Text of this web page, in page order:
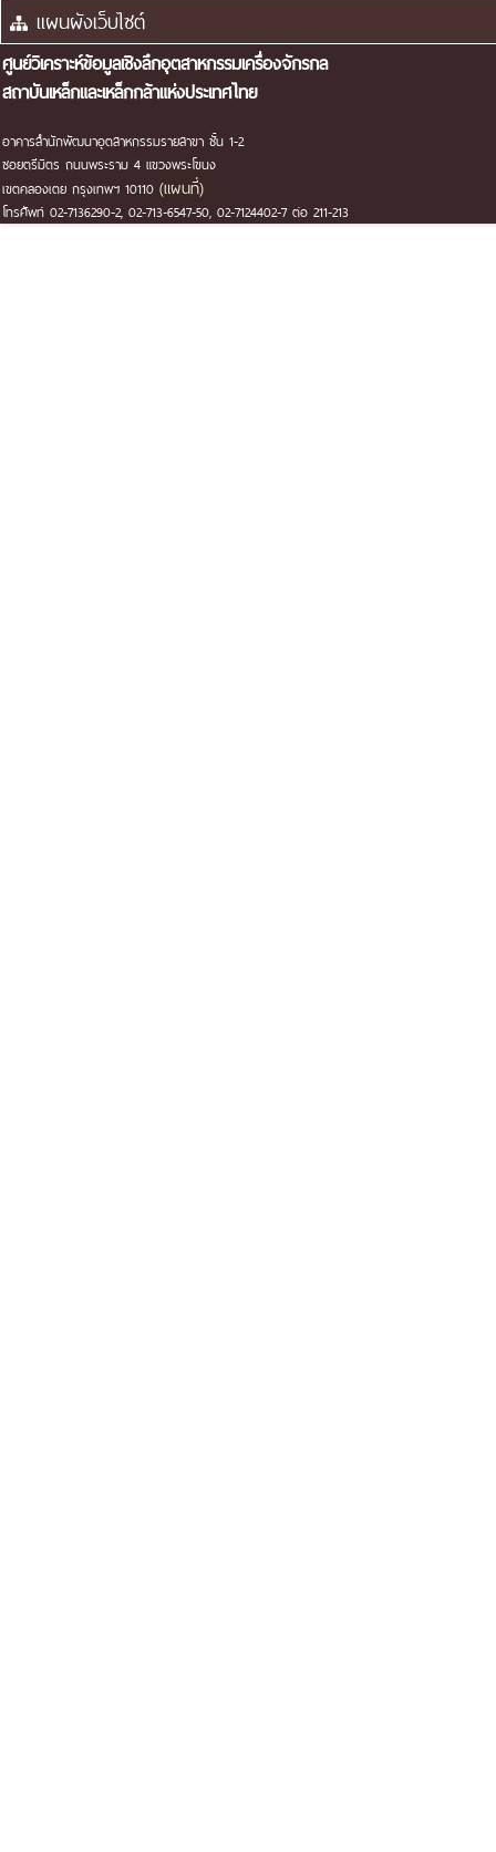
แผนผังเว็บไซต์
ศูนย์วิเคราะห์ข้อมูลเชิงลึกอุตสาหกรรมเครื่องจักรกล
สถาบันเหล็กและเหล็กกล้าแห่งประเทศไทย
อาคารสำนักพัฒนาอุตสาหกรรมรายสาขา ชั้น 1-2
ซอยตรีมิตร ถนนพระราม 4 แขวงพระโขนง
เขตคลองเตย กรุงเทพฯ 10110 (แผนที่)
โทรศัพท์ 02-7136290-2, 02-713-6547-50, 02-7124402-7 ต่อ 211-213